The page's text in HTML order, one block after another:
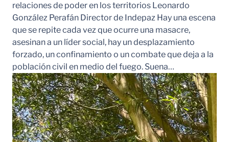
relaciones de poder en los territorios Leonardo
González Perafán Director de Indepaz Hay una escena
que se repite cada vez que ocurre una masacre,
asesinan a un líder social, hay un desplazamiento
forzado, un confinamiento o un combate que deja a la
población civil en medio del fuego. Suena…